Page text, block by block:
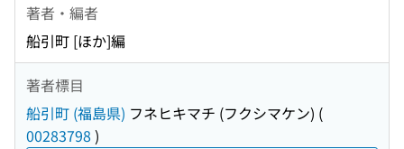
著者・編者
船引町 [ほか]編
著者標目
船引町 (福島県) フネヒキマチ (フクシマケン) (
00283798 )